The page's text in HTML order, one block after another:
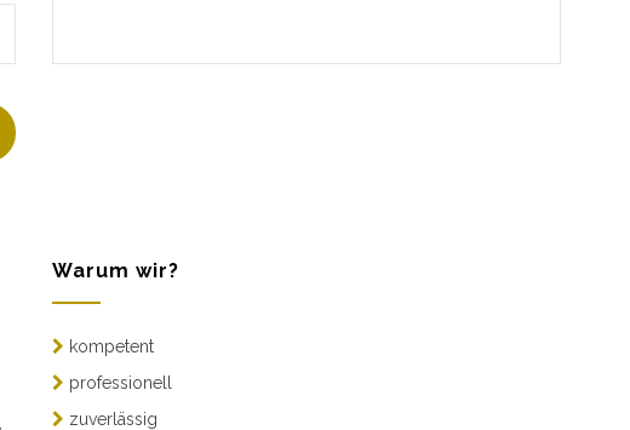
Warum wir?
kompetent
professionell
zuverlässig